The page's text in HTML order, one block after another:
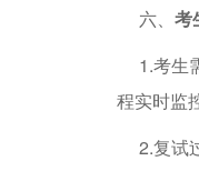
六、 考
1.考生
程实时监
2.复试